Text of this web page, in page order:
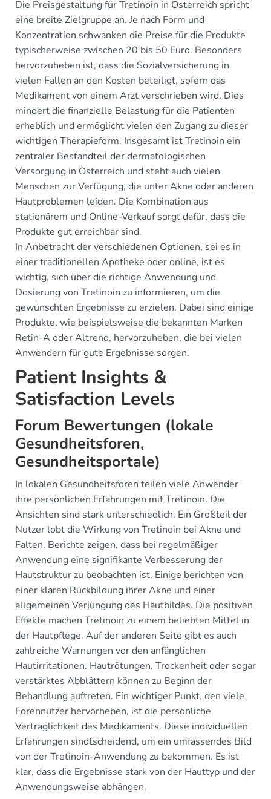
Die Preisgestaltung für Tretinoin in Österreich spricht
eine breite Zielgruppe an. Je nach Form und
Konzentration schwanken die Preise für die Produkte
typischerweise zwischen 20 bis 50 Euro. Besonders
hervorzuheben ist, dass die Sozialversicherung in
vielen Fällen an den Kosten beteiligt, sofern das
Medikament von einem Arzt verschrieben wird. Dies
mindert die finanzielle Belastung für die Patienten
erheblich und ermöglicht vielen den Zugang zu dieser
wichtigen Therapieform. Insgesamt ist Tretinoin ein
zentraler Bestandteil der dermatologischen
Versorgung in Österreich und steht auch vielen
Menschen zur Verfügung, die unter Akne oder anderen
Hautproblemen leiden. Die Kombination aus
stationärem und Online-Verkauf sorgt dafür, dass die
Produkte gut erreichbar sind.
In Anbetracht der verschiedenen Optionen, sei es in
einer traditionellen Apotheke oder online, ist es
wichtig, sich über die richtige Anwendung und
Dosierung von Tretinoin zu informieren, um die
gewünschten Ergebnisse zu erzielen. Dabei sind einige
Produkte, wie beispielsweise die bekannten Marken
Retin-A oder Altreno, hervorzuheben, die bei vielen
Anwendern für gute Ergebnisse sorgen.
Patient Insights &
Satisfaction Levels
Forum Bewertungen (lokale
Gesundheitsforen,
Gesundheitsportale)
In lokalen Gesundheitsforen teilen viele Anwender
ihre persönlichen Erfahrungen mit Tretinoin. Die
Ansichten sind stark unterschiedlich. Ein Großteil der
Nutzer lobt die Wirkung von Tretinoin bei Akne und
Falten. Berichte zeigen, dass bei regelmäßiger
Anwendung eine signifikante Verbesserung der
Hautstruktur zu beobachten ist. Einige berichten von
einer klaren Rückbildung ihrer Akne und einer
allgemeinen Verjüngung des Hautbildes. Die positiven
Effekte machen Tretinoin zu einem beliebten Mittel in
der Hautpflege. Auf der anderen Seite gibt es auch
zahlreiche Warnungen vor den anfänglichen
Hautirritationen. Hautrötungen, Trockenheit oder sogar
verstärktes Abblättern können zu Beginn der
Behandlung auftreten. Ein wichtiger Punkt, den viele
Forennutzer hervorheben, ist die persönliche
Verträglichkeit des Medikaments. Diese individuellen
Erfahrungen sindtscheidend, um ein umfassendes Bild
von der Tretinoin-Anwendung zu bekommen. Es ist
klar, dass die Ergebnisse stark von der Hauttyp und der
Anwendungsweise abhängen.